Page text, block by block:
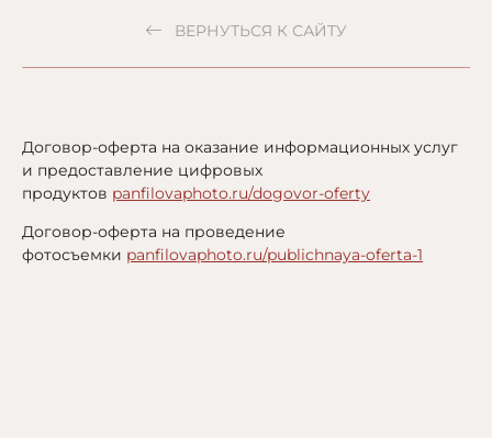
ВЕРНУТЬСЯ К САЙТУ
Договор-оферта на оказание информационных услуг
и предоставление цифровых
продуктов panfilovaphoto.ru/dogovor-oferty
Договор-оферта на проведение
фотосъемки panfilovaphoto.ru/publichnaya-oferta-1